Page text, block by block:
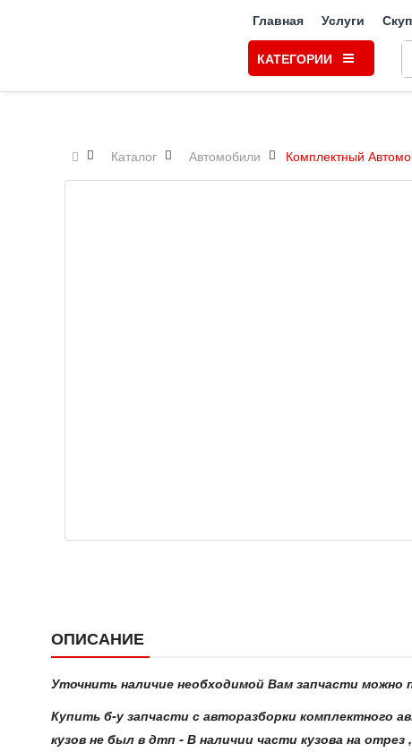
Главная Услуги
КАТЕГОРИИ
Каталог Автомобили Комплектный
ОПИСАНИЕ
Уточнить наличие необходимой Вам запчасти можно
Купить б-у запчасти с авторазборки комплектного
кузов не был в дтп - В наличии части кузова на